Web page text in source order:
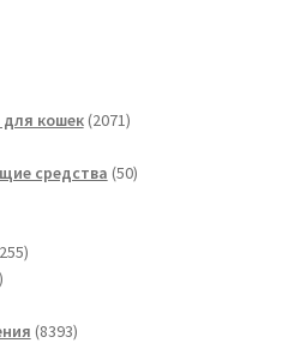
кошек 20712071
средства 5050
255
83938393